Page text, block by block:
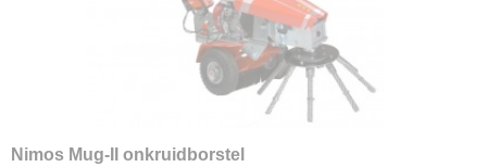
Nimos Mug-II onkruidborstel